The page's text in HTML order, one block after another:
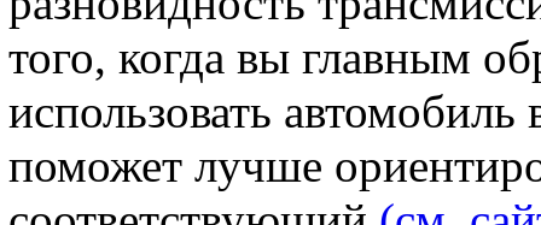
того, когда вы главным
использовать
поможет лучше